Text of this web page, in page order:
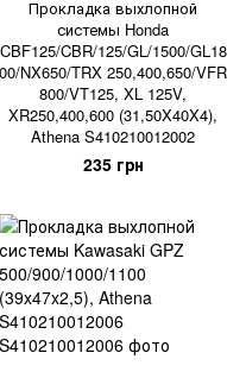
Прокладка выхлопной
системы Honda
CBF125/CBR/125/GL/1500/GL18
00/NX650/TRX 250,400,650/VFR
800/VT125, XL 125V,
XR250,400,600 (31,50X40X4),
Athena S410210012002
235 грн